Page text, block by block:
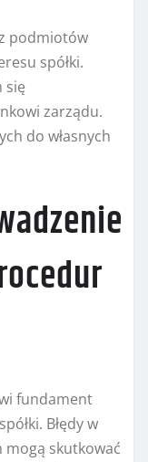
podmiotów
spółki.
się
zarządu.
do własnych
fundament
Błędy w
skutkować